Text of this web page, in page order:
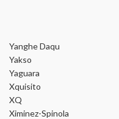
Yanghe Daqu
Yakso
Yaguara
Xquisito
XQ
Ximinez-Spinola